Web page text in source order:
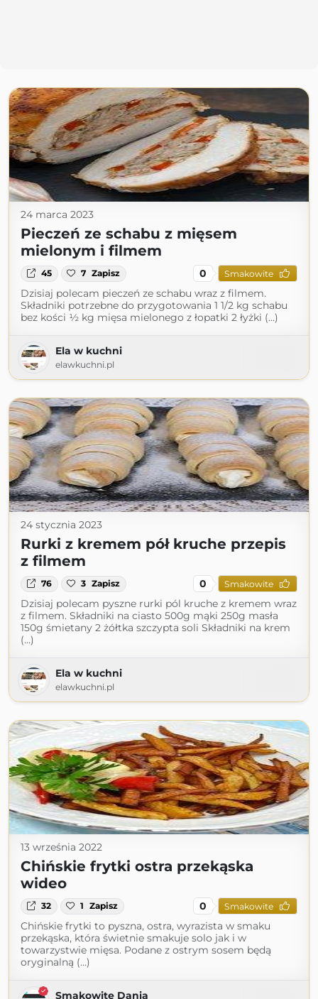
24 marca 2023
Pieczeń ze schabu z mięsem
mielonym i filmem
45 7 Zapisz 0 Smakowite
Dzisiaj polecam pieczeń ze schabu wraz z filmem.
Składniki potrzebne do przygotowania 1 1/2 kg schabu
bez kości ½ kg mięsa mielonego z łopatki 2 łyżki (...)
Ela w kuchni
elawkuchni.pl
24 stycznia 2023
Rurki z kremem pół kruche przepis
z filmem
76 3 Zapisz 0 Smakowite
Dzisiaj polecam pyszne rurki pól kruche z kremem wraz
z filmem. Składniki na ciasto 500g mąki 250g masła
150g śmietany 2 żółtka szczypta soli Składniki na krem
(...)
Ela w kuchni
elawkuchni.pl
13 września 2022
Chińskie frytki ostra przekąska
wideo
32 1 Zapisz 0 Smakowite
Chińskie frytki to pyszna, ostra, wyrazista w smaku
przekąska, która świetnie smakuje solo jak i w
towarzystwie mięsa. Podane z ostrym sosem będą
oryginalną (...)
Smakowite Dania